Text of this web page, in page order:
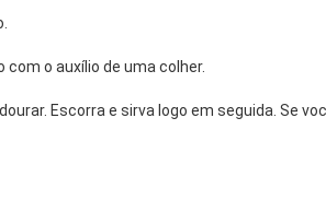
o auxílio de uma colher.
Escorra e sirva logo em seguida. Se